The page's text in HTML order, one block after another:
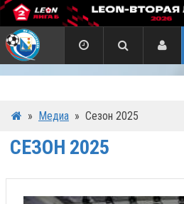
» Медиа » Сезон 2025
СЕЗОН 2025